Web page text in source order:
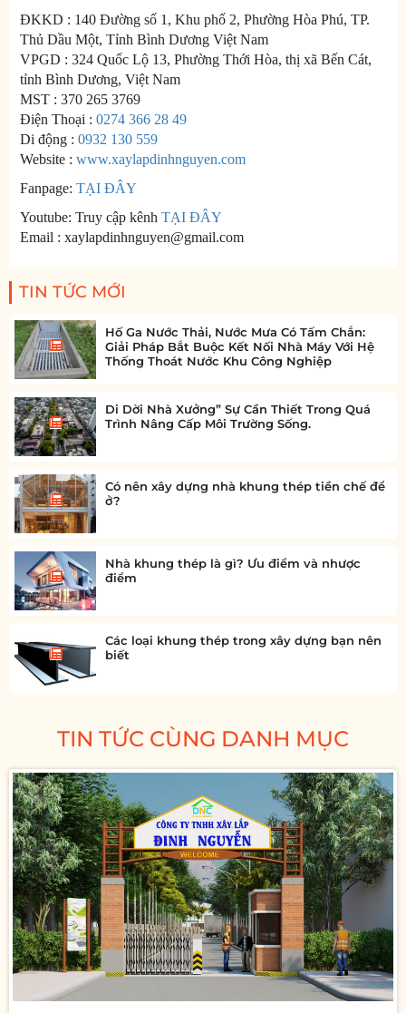
ĐKKD : 140 Đường số 1, Khu phố 2, Phường Hòa Phú, TP.
Thủ Dầu Một, Tỉnh Bình Dương Việt Nam
VPGD : 324 Quốc Lộ 13, Phường Thới Hòa, thị xã Bến Cát,
tỉnh Bình Dương, Việt Nam
MST : 370 265 3769
Điện Thoại : 0274 366 28 49
Di động : 0932 130 559
Website : www.xaylapdinhnguyen.com
Fanpage: TẠI ĐÂY
Youtube: Truy cập kênh TẠI ĐÂY
Email : xaylapdinhnguyen@gmail.com
TIN TỨC MỚI
Hố Ga Nước Thải, Nước Mưa Có Tấm Chắn:
Giải Pháp Bắt Buộc Kết Nối Nhà Máy Với Hệ
Thống Thoát Nước Khu Công Nghiệp
Di Dời Nhà Xưởng” Sự Cần Thiết Trong Quá
Trình Nâng Cấp Môi Trường Sống.
Có nên xây dựng nhà khung thép tiền chế để
ở?
Nhà khung thép là gì? Ưu điểm và nhược
điểm
Các loại khung thép trong xây dựng bạn nên
biết
TIN TỨC CÙNG DANH MỤC